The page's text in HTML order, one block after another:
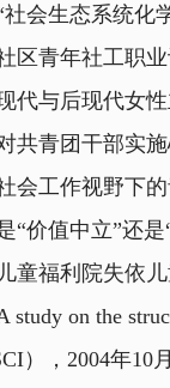
生态系统化学
青年社工职业
与后现代女性
青团干部实施
工作视野下的
值中立”还是“
福利院失依儿
on the
），2004年10月